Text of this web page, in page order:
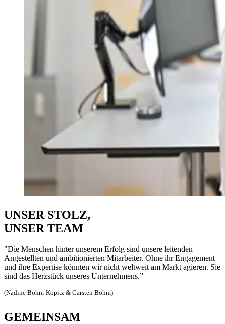
UNSER STOLZ,
UNSER TEAM
"Die Menschen hinter unserem Erfolg sind unsere leitenden
Angestellten und ambitionierten Mitarbeiter. Ohne ihr Engagement
und ihre Expertise könnten wir nicht weltweit am Markt agieren. Sie
sind das Herzstück unseres Unternehmens.”
(Nadine Böhm-Kopitz & Carsten Böhm)
GEMEINSAM